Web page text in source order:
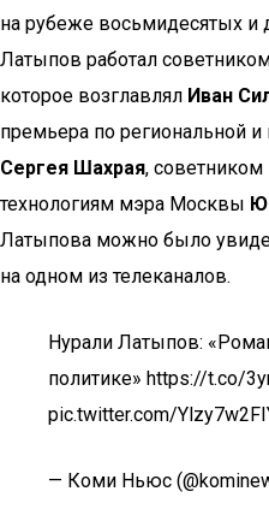
на рубеже восьмидесятых и
Латыпов работал
которое возглавлял Иван
премьера по региональной
Сергея Шахрая,
технологиям мэра Москвы
Латыпова можно было
на одном из телеканалов.
Нурали Латыпов:
политике» https://t.co/
pic.twitter.com/
— Коми Ньюс